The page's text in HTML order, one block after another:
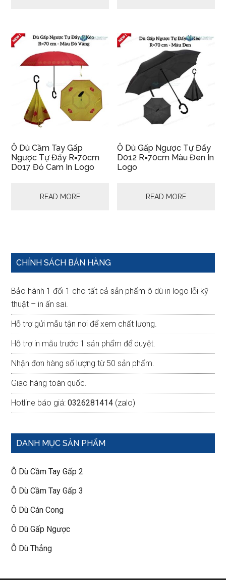
Ô Dù Cầm Tay Gấp
Ngược Tự Đẩy R=70cm
D017 Đỏ Cam In Logo
READ MORE
Ô Dù Gấp Ngược Tự Đẩy
D012 R=70cm Màu Đen In
Logo
READ MORE
Primary
CHÍNH SÁCH BÁN HÀNG
Bảo hành 1 đổi 1 cho tất cả sản phẩm ô dù in logo lỗi kỹ
thuật – in ấn sai.
Hỗ trợ gửi mẫu tận nơi để xem chất lượng.
Hỗ trợ in mẫu trước 1 sản phẩm để duyệt.
Nhận đơn hàng số lượng từ 50 sản phẩm.
Giao hàng toàn quốc.
Hotline báo giá:0326281414 (zalo)
DANH MỤC SẢN PHẨM
Ô Dù Cầm Tay Gấp 2
Ô Dù Cầm Tay Gấp 3
Ô Dù Cán Cong
Ô Dù Gấp Ngược
Ô Dù Thẳng